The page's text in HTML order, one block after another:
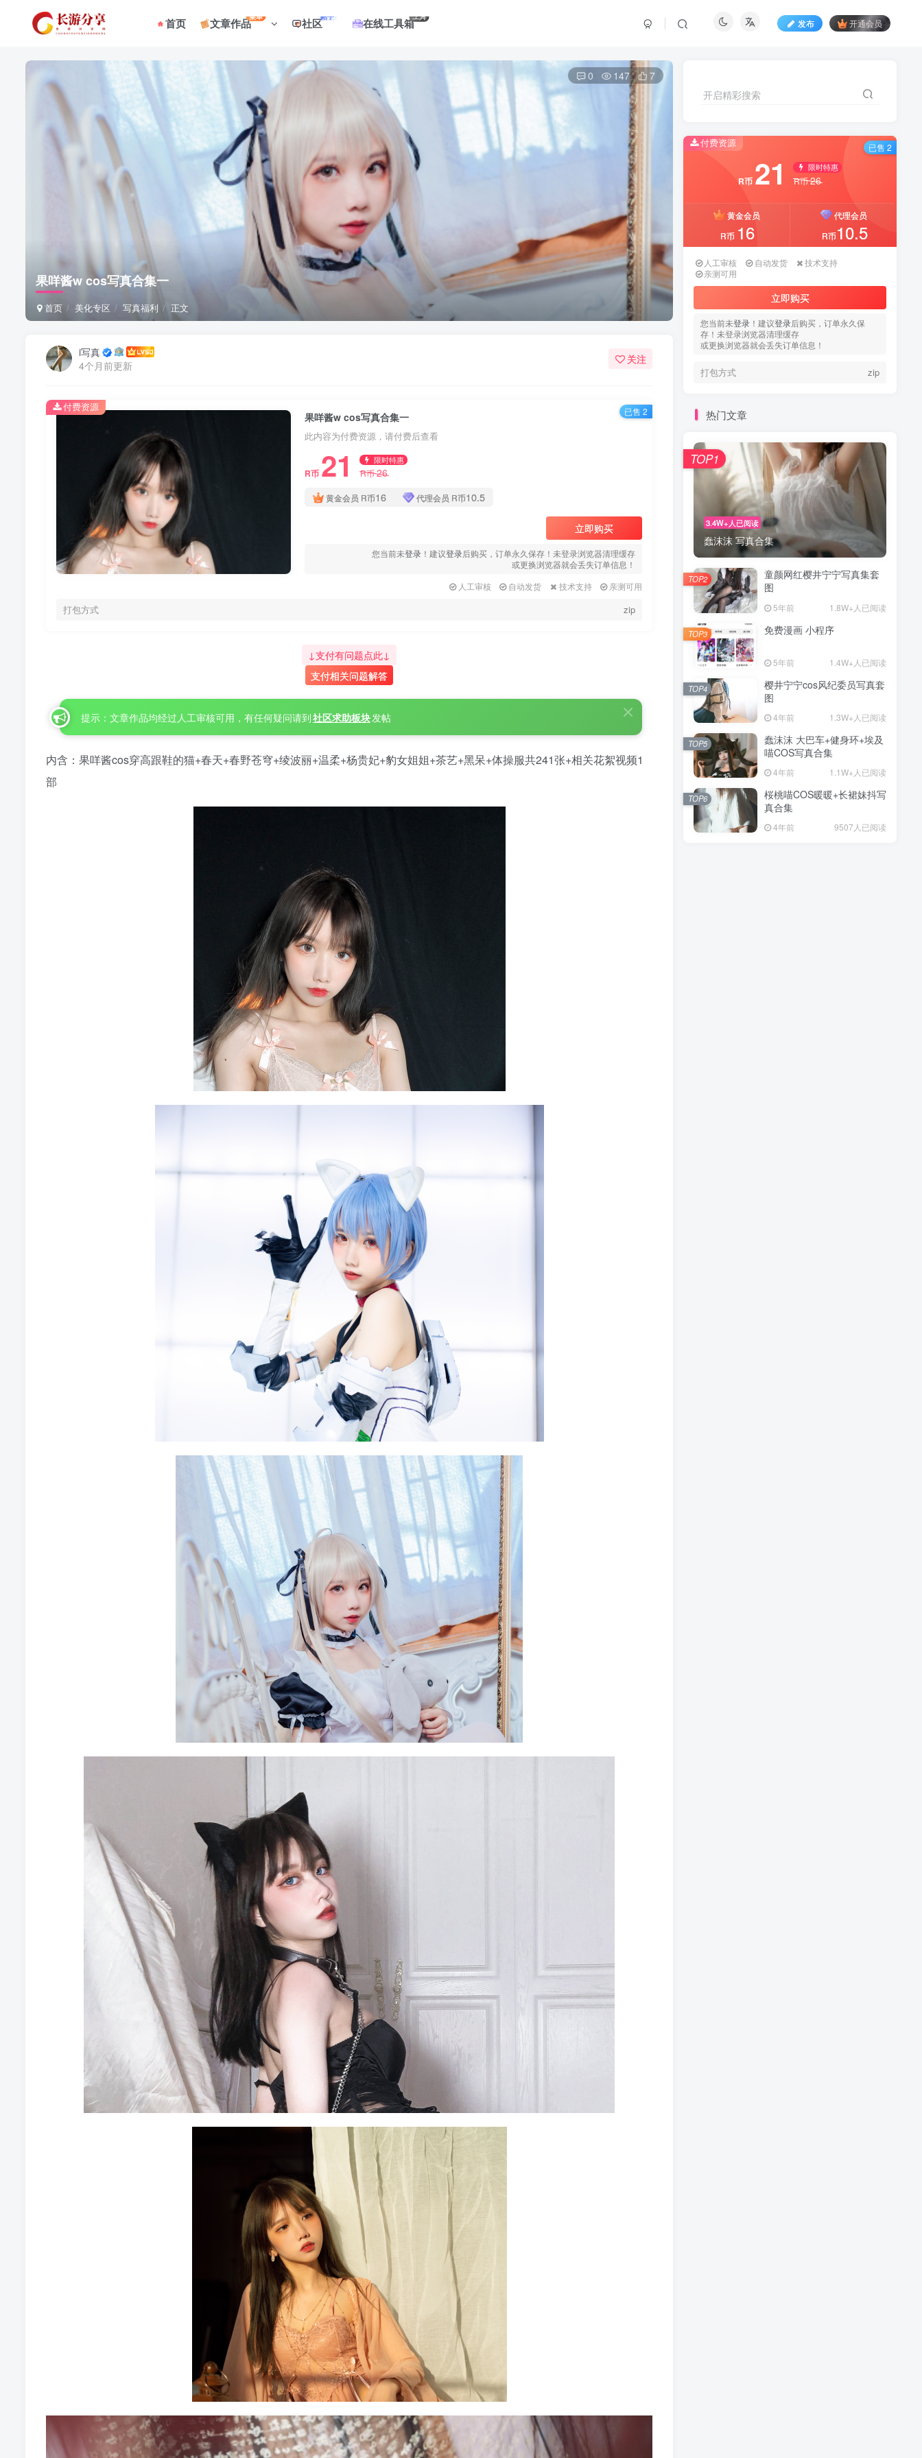
首页 文章作品菜单 社区帖子 在线工具箱工具
发布 开通会员
果咩酱w cos写真合集一
首页 美化专区 写真福利 正文
0 147 7
i写真
4个月前更新
关注
果咩酱w cos写真合集一
此内容为付费资源，请付费后查看
R币 21 限时特惠
R币26
黄金会员 R币16 代理会员 R币10.5
立即购买
您当前未登录 ！建议登录后购买，订单永久保存！未登录浏览器清理缓存
或更换浏览器就会丢失订单信息！
人工审核
自动发货 技术支持 亲测可用
打包方式 zip
付费资源 已售 2
↓支付有问题点此↓
支付相关问题解答
提示：文章作品均经过人工审核可用，有任何疑问请到社区求助板块发帖
内含：果咩酱cos穿高跟鞋的猫+春天+春野苍穹+绫波丽+温柔+杨贵妃+豹女姐姐+茶艺+黑呆+体操服共241张+相关花絮视频1
部
开启精彩搜索
付费资源
R币 21 限时特惠
R币26
黄金会员
R币 16
代理会员
R币10.5
人工审核 自动发货
技术支持
亲测可用
立即购买
您当前未登录 ！建议登录后购买，订单永久保
存！未登录浏览器清理缓存
或更换浏览器就会丢失订单信息！
打包方式 zip
已售 2
热门文章
3.4W+人已阅读
蠢沫沫 写真合集
TOP1
童颜网红樱井宁宁写真集套
图
5年前 1.8W+人已阅读
TOP2
免费漫画 小程序
5年前 1.4W+人已阅读
TOP3
樱井宁宁cos风纪委员写真套
图
4年前 1.3W+人已阅读
TOP4
蠢沫沫 大巴车+健身环+埃及
喵COS写真合集
4年前 1.1W+人已阅读
TOP5
桜桃喵COS暖暖+长裙妹抖写
真合集
4年前 9507人已阅读
TOP6